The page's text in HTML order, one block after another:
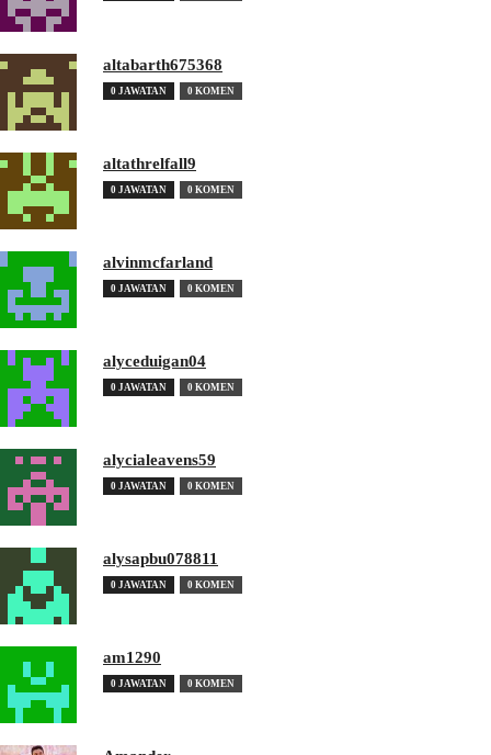
altabarth675368
0 JAWATAN 0 KOMEN
altathrelfall9
0 JAWATAN 0 KOMEN
alvinmcfarland
0 JAWATAN 0 KOMEN
alyceduigan04
0 JAWATAN 0 KOMEN
alycialeavens59
0 JAWATAN 0 KOMEN
alysapbu078811
0 JAWATAN 0 KOMEN
am1290
0 JAWATAN 0 KOMEN